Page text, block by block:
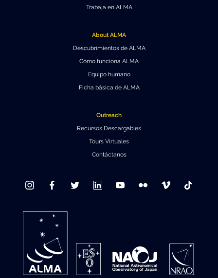
Trabaja en ALMA
About ALMA
Descubrimientos de ALMA
Cómo funciona ALMA
Equipo humano
Ficha básica de ALMA
Outreach
Recursos Descargables
Tours Virtuales
Contáctanos